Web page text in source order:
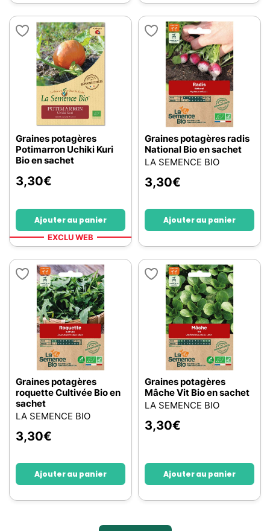
Graines potagères
Potimarron Uchiki Kuri
Bio en sachet
3,30€
Ajouter au panier
EXCLU WEB
Graines potagères radis
National Bio en sachet
LA SEMENCE BIO
3,30€
Ajouter au panier
Graines potagères
roquette Cultivée Bio en
sachet
LA SEMENCE BIO
3,30€
Ajouter au panier
Graines potagères
Mâche Vit Bio en sachet
LA SEMENCE BIO
3,30€
Ajouter au panier